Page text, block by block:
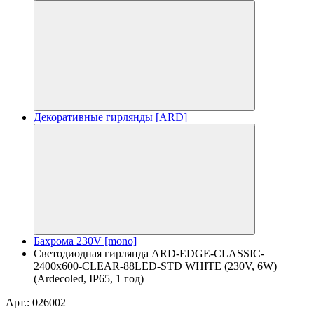
Декоративные гирлянды [ARD]
Бахрома 230V [mono]
Светодиодная гирлянда ARD-EDGE-CLASSIC-
2400x600-CLEAR-88LED-STD WHITE (230V, 6W)
(Ardecoled, IP65, 1 год)
Арт.: 026002